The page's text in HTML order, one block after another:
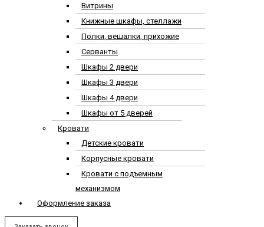
Витрины
Книжные шкафы, стеллажи
Полки, вешалки, прихожие
Серванты
Шкафы 2 двери
Шкафы 3 двери
Шкафы 4 двери
Шкафы от 5 дверей
Кровати
Детские кровати
Корпусные кровати
Кровати с подъемным
механизмом
Оформление заказа